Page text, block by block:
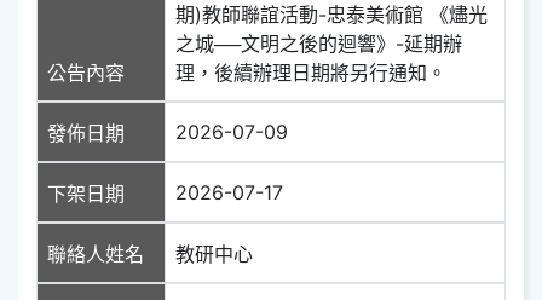
公告內容
期)教師聯誼活動-忠泰美術館 《燼光
之城──文明之後的迴響》-延期辦
理，後續辦理日期將另行通知。
發佈日期 2026-07-09
下架日期 2026-07-17
聯絡人姓名 教研中心